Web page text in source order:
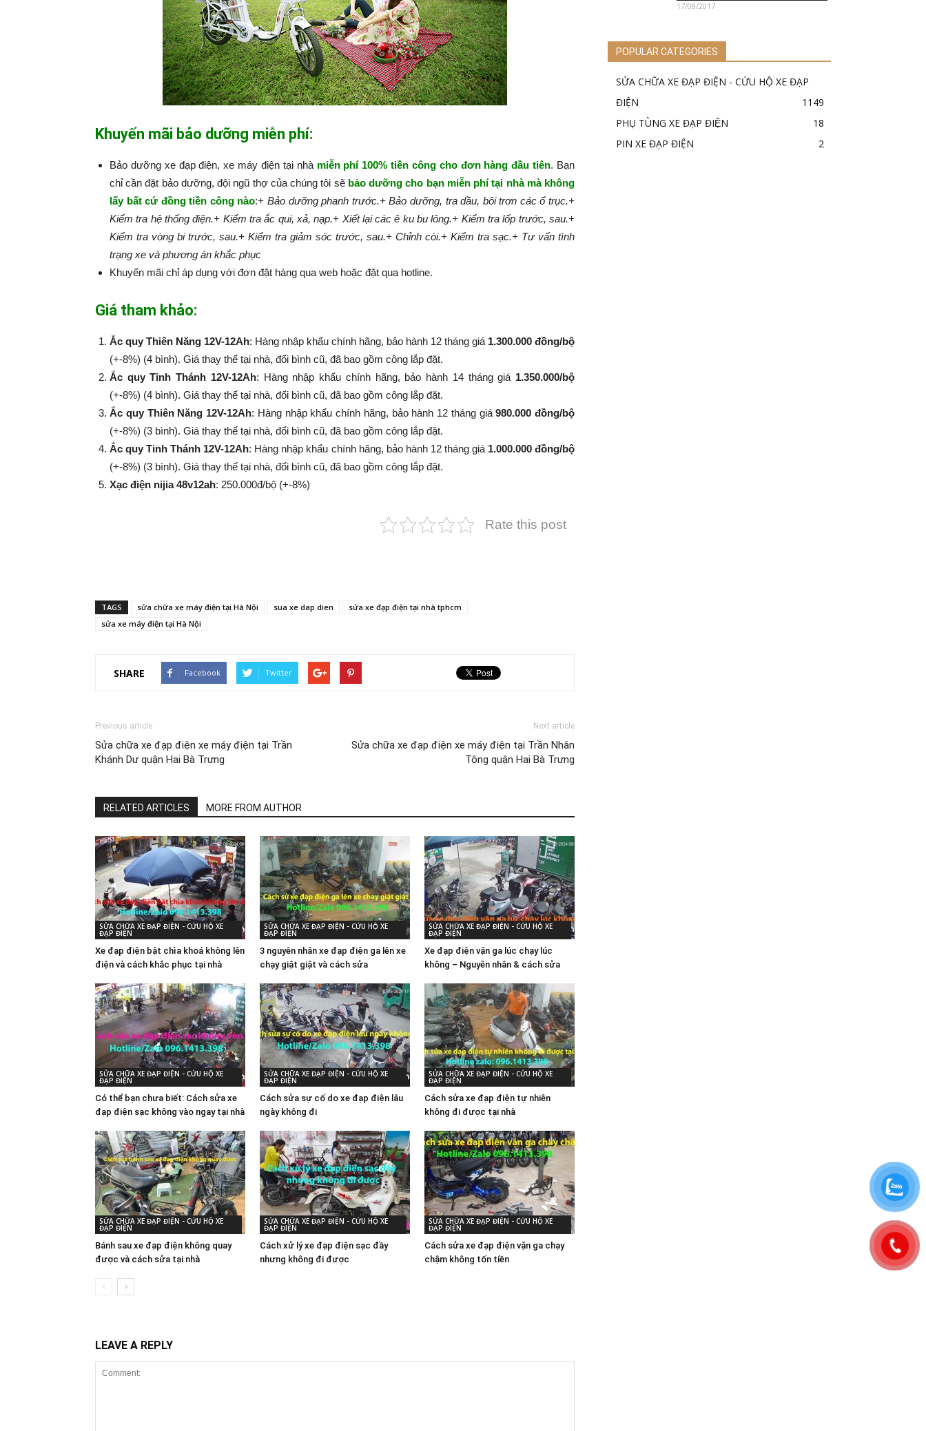
Khuyến mãi bảo dưỡng miễn phí:
Bảo dưỡng xe đạp điện, xe máy điện tại nhà miễn phí 100% tiền công cho đơn hàng đầu tiên. Bạn
chỉ cần đặt bảo dưỡng, đội ngũ thợ của chúng tôi sẽ bảo dưỡng cho bạn miễn phí tại nhà mà không
lấy bất cứ đồng tiền công nào:​​​​​+ Bảo dưỡng phanh trước.+ Bảo dưỡng, tra dầu, bôi trơn các ổ trục.+
Kiểm tra hệ thống điện.+ Kiểm tra ắc qui, xả, nạp.+ Xiết lại các ê ku bu lông.+ Kiểm tra lốp trước, sau.+
Kiểm tra vòng bi trước, sau.+ Kiểm tra giảm sóc trước, sau.+ Chỉnh còi.+ Kiểm tra sạc.+ Tư vấn tình
trạng xe và phương án khắc phục
Khuyến mãi chỉ áp dụng với đơn đặt hàng qua web hoặc đặt qua hotline.
Giá tham khảo:
Ắc quy Thiên Năng 12V-12Ah: Hàng nhập khẩu chính hãng, bảo hành 12 tháng giá 1.300.000 đồng/bộ
(+-8%) (4 bình). Giá thay thế tại nhà, đổi bình cũ, đã bao gồm công lắp đặt.
Ắc quy Tinh Thánh 12V-12Ah: Hàng nhập khẩu chính hãng, bảo hành 14 tháng giá 1.350.000/bộ
(+-8%​​​​​​​) (4 bình). Giá thay thế tại nhà, đổi bình cũ, đã bao gồm công lắp đặt.
Ắc quy Thiên Năng 12V-12Ah: Hàng nhập khẩu chính hãng, bảo hành 12 tháng giá980.000 đồng/bộ
(+-8%​​​​​​​) (3 bình). Giá thay thế tại nhà, đổi bình cũ, đã bao gồm công lắp đặt.
Ắc quy Tinh Thánh 12V-12Ah: Hàng nhập khẩu chính hãng, bảo hành 12 tháng giá 1.000.000 đồng/bộ
(+-8%​​​​​​​) (3 bình). Giá thay thế tại nhà, đổi bình cũ, đã bao gồm công lắp đặt.
Xạc điện nijia 48v12ah: 250.000đ/bộ (+-8%​​​​​​​)
Rate this post
TAGS sửa chữa xe máy điện tại Hà Nội sua xe dap dien
sửa xe đạp điện tại nhà tphcm
sửa xe máy điện tại Hà Nội
SHARE Facebook Twitter
Previous article
Sửa chữa xe đạp điện xe máy điện tại Trần
Khánh Dư quận Hai Bà Trưng
Next article
Sửa chữa xe đạp điện xe máy điện tại Trần Nhân
Tông quận Hai Bà Trưng
RELATED ARTICLES MORE FROM AUTHOR
SỬA CHỮA XE ĐẠP ĐIỆN - CỨU HỘ XE
ĐẠP ĐIỆN
Xe đạp điện bật chìa khoá không lên
điện và cách khắc phục tại nhà
SỬA CHỮA XE ĐẠP ĐIỆN - CỨU HỘ XE
ĐẠP ĐIỆN
3 nguyên nhân xe đạp điện ga lên xe
chạy giật giật và cách sửa
SỬA CHỮA XE ĐẠP ĐIỆN - CỨU HỘ XE
ĐẠP ĐIỆN
Xe đạp điện vặn ga lúc chạy lúc
không – Nguyên nhân & cách sửa
SỬA CHỮA XE ĐẠP ĐIỆN - CỨU HỘ XE
ĐẠP ĐIỆN
Có thể bạn chưa biết: Cách sửa xe
đạp điện sạc không vào ngay tại nhà
SỬA CHỮA XE ĐẠP ĐIỆN - CỨU HỘ XE
ĐẠP ĐIỆN
Cách sửa sự cố do xe đạp điện lâu
ngày không đi
SỬA CHỮA XE ĐẠP ĐIỆN - CỨU HỘ XE
ĐẠP ĐIỆN
Cách sửa xe đạp điện tự nhiên
không đi được tại nhà
SỬA CHỮA XE ĐẠP ĐIỆN - CỨU HỘ XE
ĐẠP ĐIỆN
Bánh sau xe đạp điện không quay
được và cách sửa tại nhà
SỬA CHỮA XE ĐẠP ĐIỆN - CỨU HỘ XE
ĐẠP ĐIỆN
Cách xử lý xe đạp điện sạc đầy
nhưng không đi được
SỬA CHỮA XE ĐẠP ĐIỆN - CỨU HỘ XE
ĐẠP ĐIỆN
Cách sửa xe đạp điện vặn ga chạy
chậm không tốn tiền
LEAVE A REPLY
17/08/2017
POPULAR CATEGORIES
SỬA CHỮA XE ĐẠP ĐIỆN - CỨU HỘ XE ĐẠP
ĐIỆN
1149
PHỤ TÙNG XE ĐẠP ĐIỆN
18
PIN XE ĐẠP ĐIỆN
2